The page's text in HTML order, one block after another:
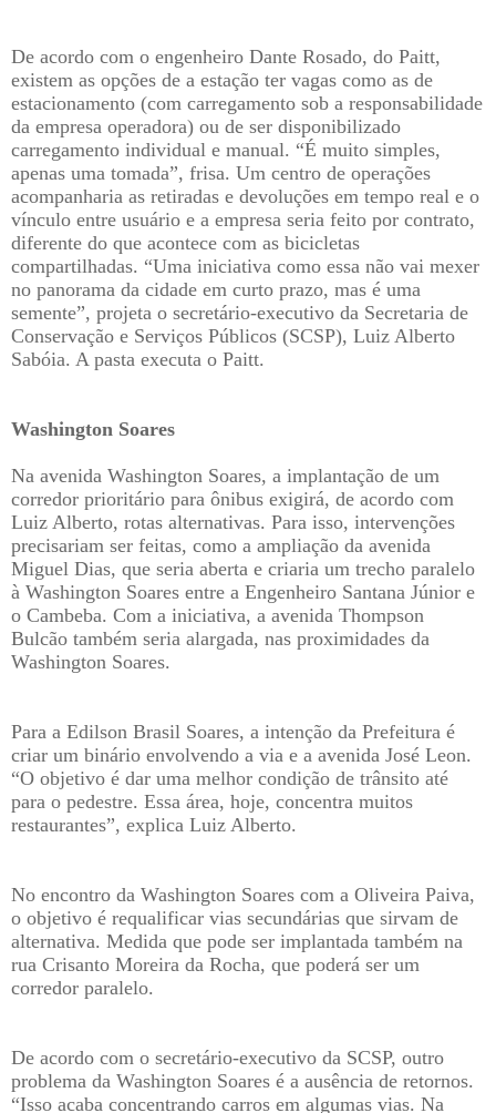
De acordo com o engenheiro Dante Rosado, do Paitt,
existem as opções de a estação ter vagas como as de
estacionamento (com carregamento sob a responsabilidade
da empresa operadora) ou de ser disponibilizado
carregamento individual e manual. “É muito simples,
apenas uma tomada”, frisa. Um centro de operações
acompanharia as retiradas e devoluções em tempo real e o
vínculo entre usuário e a empresa seria feito por contrato,
diferente do que acontece com as bicicletas
compartilhadas. “Uma iniciativa como essa não vai mexer
no panorama da cidade em curto prazo, mas é uma
semente”, projeta o secretário-executivo da Secretaria de
Conservação e Serviços Públicos (SCSP), Luiz Alberto
Sabóia. A pasta executa o Paitt.
Washington Soares
Na avenida Washington Soares, a implantação de um
corredor prioritário para ônibus exigirá, de acordo com
Luiz Alberto, rotas alternativas. Para isso, intervenções
precisariam ser feitas, como a ampliação da avenida
Miguel Dias, que seria aberta e criaria um trecho paralelo
à Washington Soares entre a Engenheiro Santana Júnior e
o Cambeba. Com a iniciativa, a avenida Thompson
Bulcão também seria alargada, nas proximidades da
Washington Soares.
Para a Edilson Brasil Soares, a intenção da Prefeitura é
criar um binário envolvendo a via e a avenida José Leon.
“O objetivo é dar uma melhor condição de trânsito até
para o pedestre. Essa área, hoje, concentra muitos
restaurantes”, explica Luiz Alberto.
No encontro da Washington Soares com a Oliveira Paiva,
o objetivo é requalificar vias secundárias que sirvam de
alternativa. Medida que pode ser implantada também na
rua Crisanto Moreira da Rocha, que poderá ser um
corredor paralelo.
De acordo com o secretário-executivo da SCSP, outro
problema da Washington Soares é a ausência de retornos.
“Isso acaba concentrando carros em algumas vias. Na